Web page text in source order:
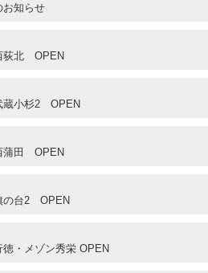
知らせ
荻北 OPEN
蔵小杉2 OPEN
蒲田 OPEN
の台2 OPEN
・メゾン秀栄 OPEN